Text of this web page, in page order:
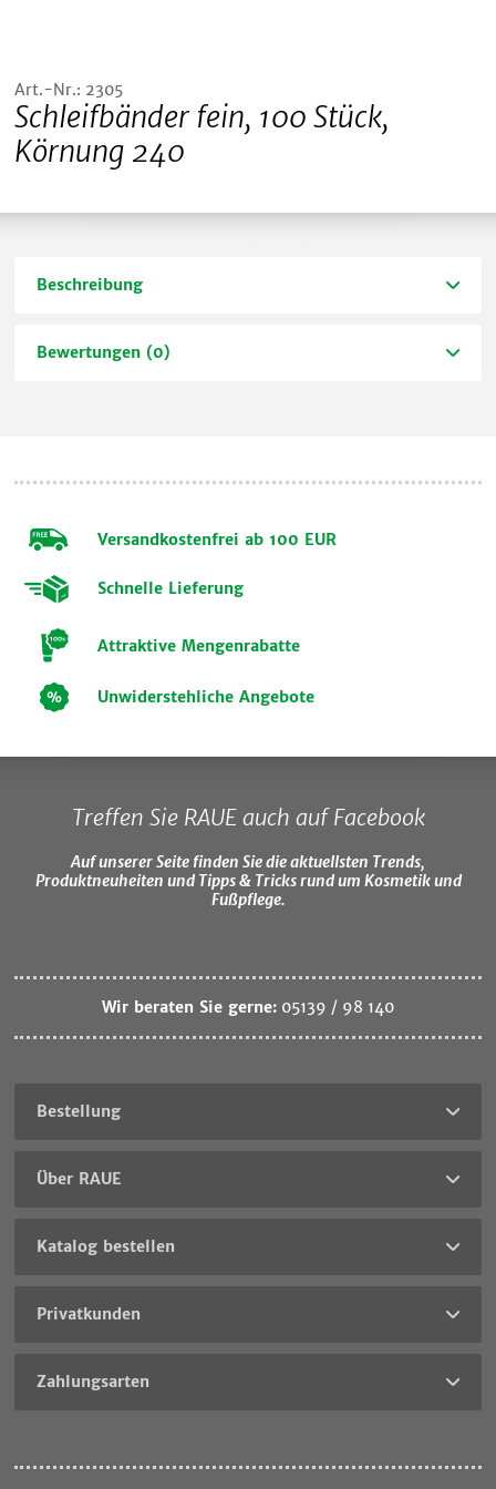
Art.-Nr.: 2305
Schleifbänder fein, 100 Stück,
Körnung 240
Beschreibung
Bewertungen (0)
Versandkostenfrei ab 100 EUR
Schnelle Lieferung
Attraktive Mengenrabatte
Unwiderstehliche Angebote
Treffen Sie RAUE auch auf Facebook
Auf unserer Seite finden Sie die aktuellsten Trends,
Produktneuheiten und Tipps & Tricks rund um Kosmetik und
Fußpflege.
Wir beraten Sie gerne: 05139 / 98 140
Bestellung
Über RAUE
Katalog bestellen
Privatkunden
Zahlungsarten